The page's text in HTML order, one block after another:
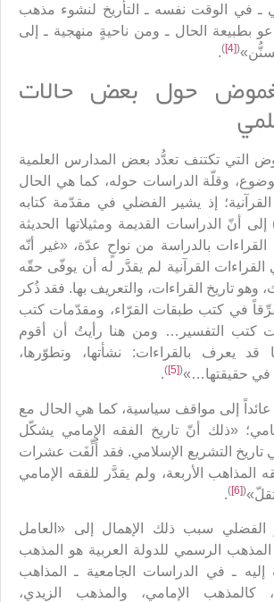
ـ في الوقت نفسه ـ التأريخ لنشوء مذهب
بطبيعة الحال ـ ومن ناحيةٍ منهجية ـ إلى
(
[4]
)
.
حول بعض حالات
التي تكتنف تعدُّد بعض المدارس العلمية
وقلّة الدراسات حوله، كما هي الحال
إذ يشير الفضلي في مقدّمة كتابه
إلى أنّ الدراسات القديمة ومثيلاتها الحديثة
بالدراسة من نواحٍ عدّة، «غير أنّه
القرآنية لم يقدَّر له أن يوفّى حقّه
وهو تاريخ القراءات، والتعريف بها. فقد ذُكر
في كتب طبقات القرّاء، ومقدّمات كتب
كتب التفسير… ومن هنا رأيتُ أن أقوم
قد يعرف بالقراءات: نشأتها، وتطوّرها،
في حقيقتها…»(
[5]
)
.
إلى مواقف سياسية، كما هي الحال مع
«ذلك أنّ تاريخ الفقه الإمامي يشكّل
تاريخ التشريع الإسلامي. فقد أُلِّفَت عشرات
المذاهب الأربعة، ولم يقدَّر للفقه الإمامي
(
[6]
)
.
الفضلي سبب ذلك الإهمال إلى «العامل
الرسمي للدولة العربية هو المذهب
ـ في الدراسات الجامعية ـ المذاهب
كالمذهب الإمامي، والمذهب الزيدي،